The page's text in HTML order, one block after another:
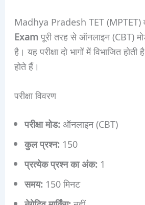
Madhya Pradesh TET (MPTET)
Examपूरी तरह से ऑनलाइन (CBT)
है। यह परीक्षा दो भागों में विभाजित
होते हैं।
परीक्षा विवरण
परीक्षा मोड:ऑनलाइन (CBT)
कुल प्रश्न:150
प्रत्येक प्रश्न का अंक:1
समय:150 मिनट